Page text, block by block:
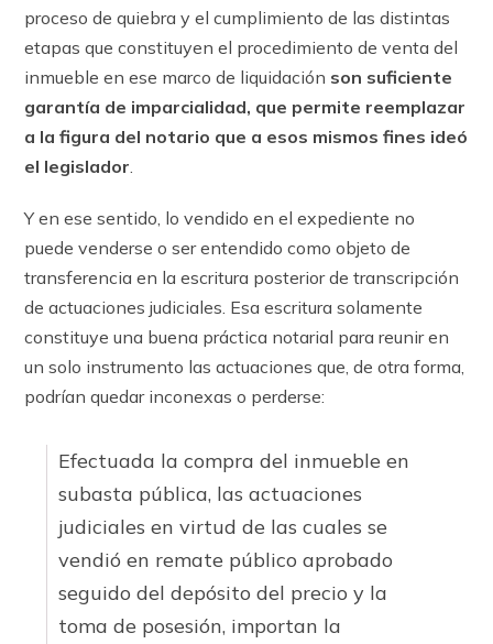
proceso de quiebra y el cumplimiento de las distintas
etapas que constituyen el procedimiento de venta del
inmueble en ese marco de liquidación son suficiente
garantía de imparcialidad, que permite reemplazar
a la figura del notario que a esos mismos fines ideó
el legislador
Y en ese sentido, lo vendido en el expediente no
puede venderse o ser entendido como objeto de
transferencia en la escritura posterior de transcripción
de actuaciones judiciales. Esa escritura solamente
constituye una buena práctica notarial para reunir en
un solo instrumento las actuaciones que, de otra forma,
podrían quedar inconexas o perderse:
Efectuada la compra del inmueble en
subasta pública, las actuaciones
judiciales en virtud de las cuales se
vendió en remate público aprobado
seguido del depósito del precio y la
toma de posesión, importan la